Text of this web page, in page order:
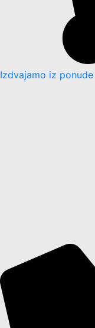
Izdvajamo iz ponude